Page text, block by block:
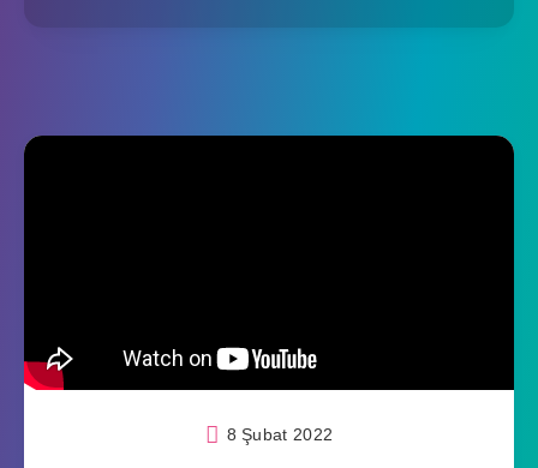
8 Şubat 2022